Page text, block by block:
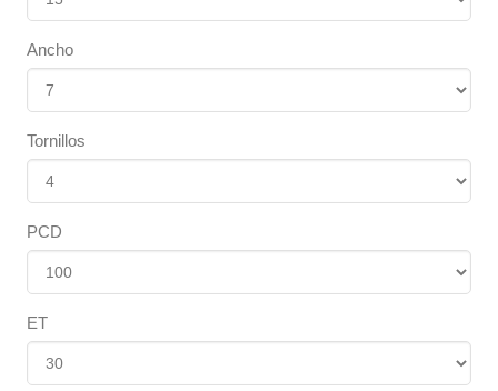
Ancho
Tornillos
PCD
ET